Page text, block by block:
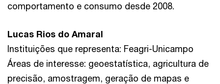
comportamento e consumo desde 2008.
Lucas Rios do Amaral
Instituições que representa: Feagri-Unicampo
Áreas de interesse: geoestatística, agricultura de
precisão, amostragem, geração de mapas e